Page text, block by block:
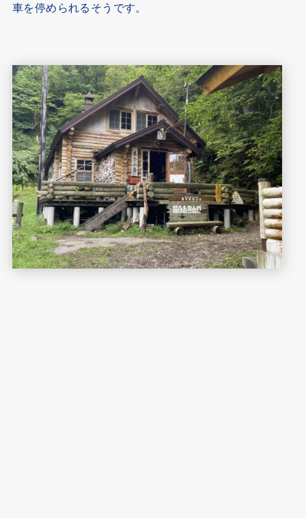
車を停められるそうです。